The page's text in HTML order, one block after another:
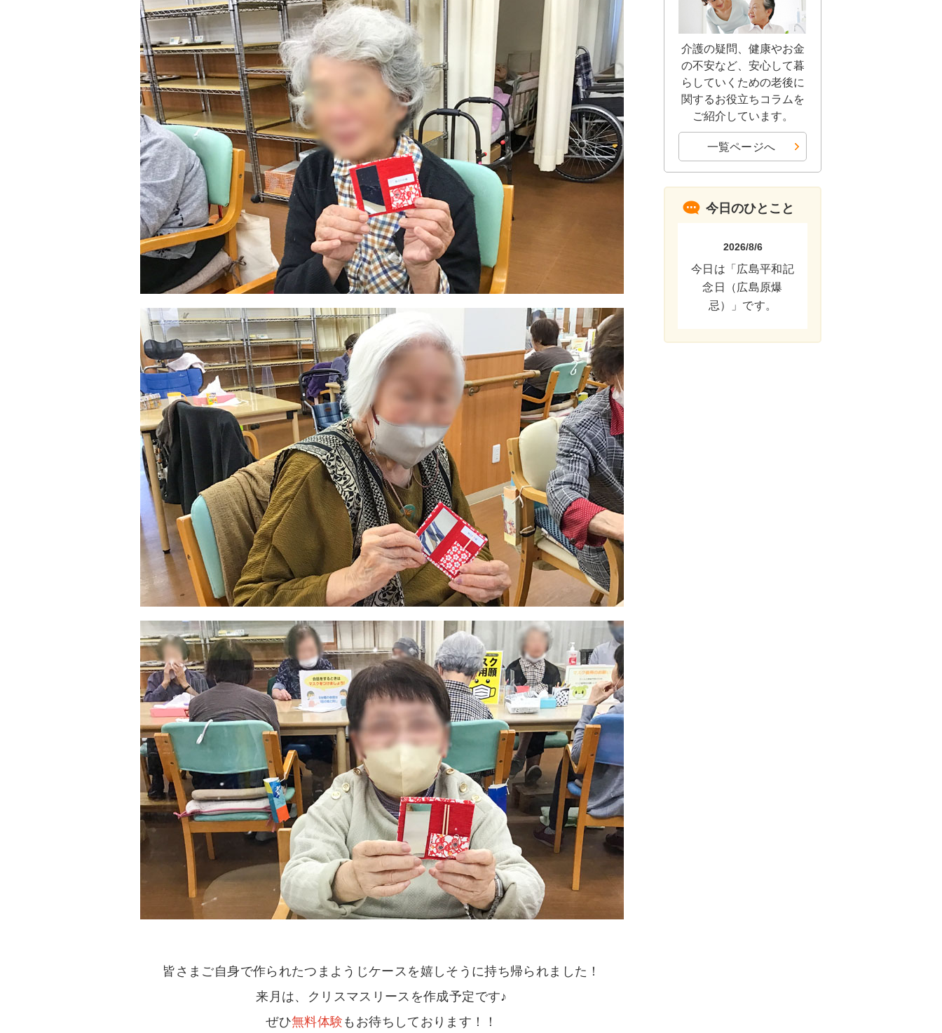
皆さまご自身で作られたつまようじケースを嬉しそうに持ち帰られました！
来月は、クリスマスリースを作成予定です♪
ぜひ無料体験 もお待ちしております！！
介護の疑問、健康やお金
の不安など、安心して暮
らしていくための老後に
関するお役立ちコラムを
ご紹介しています。
一覧ページへ
今日のひとこと
2026/8/6
今日は「広島平和記
念日（広島原爆
忌）」です。